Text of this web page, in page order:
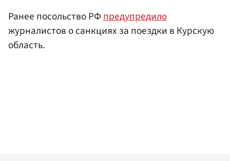
Ранее посольство РФпредупредило
журналистов о санкциях за поездки в Курскую
область.